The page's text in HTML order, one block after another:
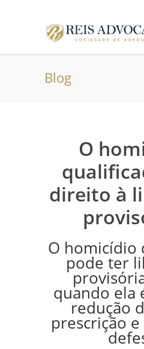
Blog
O
direito à
O homicídio
pode ter
quando ela
redução
prescrição